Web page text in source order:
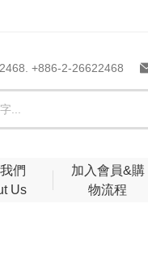
+886-2-26622468
們
Us
加入會員&購
物流程